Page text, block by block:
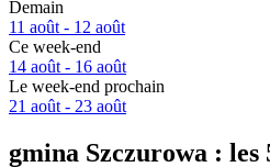
Demain
11 août - 12 août
Ce week-end
14 août - 16 août
Le week-end prochain
21 août - 23 août
gmina Szczurowa :